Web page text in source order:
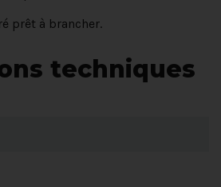
prêt à brancher.
techniques